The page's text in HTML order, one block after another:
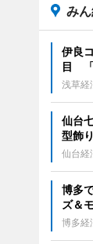
み
伊良
目 「
浅草経
仙台
型飾
仙台経
博多
ズ＆
博多経